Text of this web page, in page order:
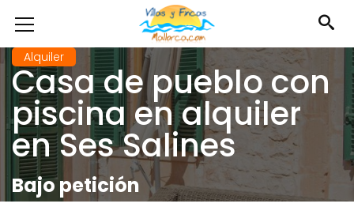
Alquiler
Casa de pueblo con
piscina en alquiler
en Ses Salines
Bajo petición